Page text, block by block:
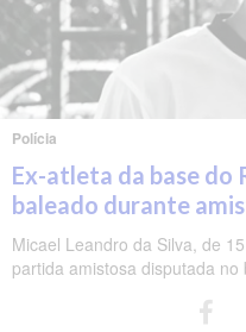
Polícia
Ex-atleta da base do
baleado durante
Micael Leandro da Silva, de
partida amistosa disputada